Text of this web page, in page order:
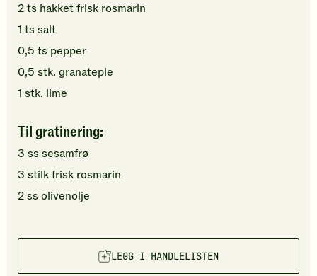
2ts hakketfrisk rosmarin
1 ts salt
0,5 ts pepper
0,5 stk. granateple
1 stk. lime
Til gratinering:
3 ss sesamfrø
3 stilkfrisk rosmarin
2ss olivenolje
LEGG I HANDLELISTEN